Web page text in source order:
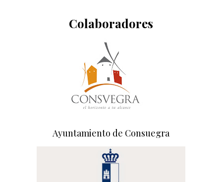
Colaboradores
Ayuntamiento de Consuegra